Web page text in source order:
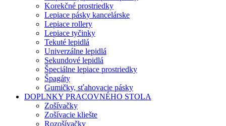
Korekčné prostriedky
Lepiace pásky kancelárske
Lepiace rollery
Lepiace tyčinky
Tekuté lepidlá
Univerzálne lepidlá
Sekundové lepidlá
Špeciálne lepiace prostriedky
Špagáty
Gumičky, sťahovacie pásky
DOPLNKY PRACOVNÉHO STOLA
Zošívačky
Zošívacie kliešte
Rozošívačky